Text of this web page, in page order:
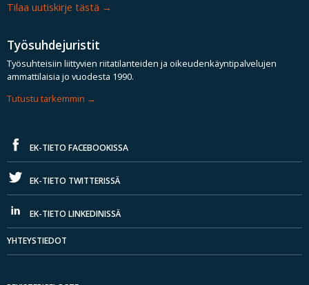
Tilaa uutiskirje tästä
Työsuhdejuristit
Työsuhteisiin liittyvien riitatilanteiden ja oikeudenkäyntipalvelujen
ammattilaisia jo vuodesta 1990.
Tutustu tarkemmin
EK-TIETO FACEBOOKISSA
EK-TIETO TWITTERISSÄ
EK-TIETO LINKEDINISSÄ
YHTEYSTIEDOT